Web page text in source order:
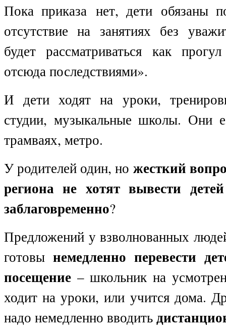
Пока приказа нет, дети обязаны
отсутствие на занятиях без
будет рассматриваться как
отсюда последствиями».
И дети ходят на уроки,
студии, музыкальные школы. Они
трамваях, метро.
У родителей один, но жесткий
региона не хотят вывести
заблаговременно?
Предложений у взволнованных
готовы немедленно перевести
посещение – школьник на
ходит на уроки, или учится дома.
надо немедленно вводить